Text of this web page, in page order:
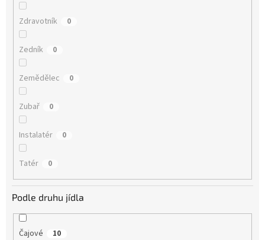
Zdravotník 0
Zedník 0
Zemědělec 0
Zubař 0
Instalatér 0
Tatér 0
Podle druhu jídla
Čajové 10